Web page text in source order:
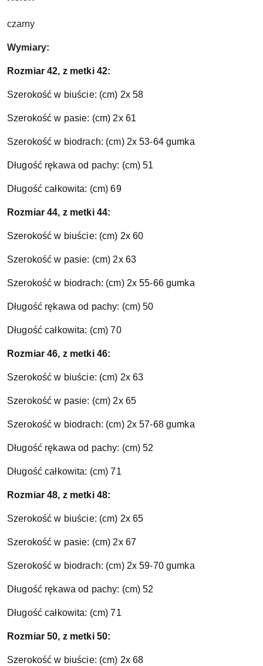
czarny
Wymiary:
Rozmiar 42, z metki 42:
Szerokość w biuście: (cm) 2x 58
Szerokość w pasie: (cm) 2x 61
Szerokość w biodrach: (cm) 2x 53-64 gumka
Długość rękawa od pachy: (cm) 51
Długość całkowita: (cm) 69
Rozmiar 44, z metki 44:
Szerokość w biuście: (cm) 2x 60
Szerokość w pasie: (cm) 2x 63
Szerokość w biodrach: (cm) 2x 55-66 gumka
Długość rękawa od pachy: (cm) 50
Długość całkowita: (cm) 70
Rozmiar 46, z metki 46:
Szerokość w biuście: (cm) 2x 63
Szerokość w pasie: (cm) 2x 65
Szerokość w biodrach: (cm) 2x 57-68 gumka
Długość rękawa od pachy: (cm) 52
Długość całkowita: (cm) 71
Rozmiar 48, z metki 48:
Szerokość w biuście: (cm) 2x 65
Szerokość w pasie: (cm) 2x 67
Szerokość w biodrach: (cm) 2x 59-70 gumka
Długość rękawa od pachy: (cm) 52
Długość całkowita: (cm) 71
Rozmiar 50, z metki 50:
Szerokość w biuście: (cm) 2x 68